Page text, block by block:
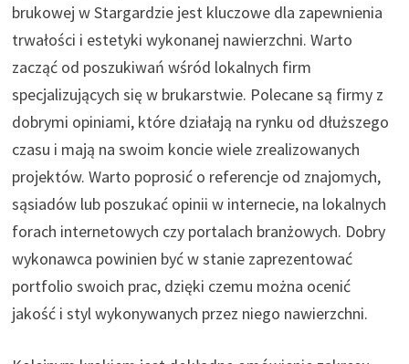
brukowej w Stargardzie jest kluczowe dla zapewnienia
trwałości i estetyki wykonanej nawierzchni. Warto
zacząć od poszukiwań wśród lokalnych firm
specjalizujących się w brukarstwie. Polecane są firmy z
dobrymi opiniami, które działają na rynku od dłuższego
czasu i mają na swoim koncie wiele zrealizowanych
projektów. Warto poprosić o referencje od znajomych,
sąsiadów lub poszukać opinii w internecie, na lokalnych
forach internetowych czy portalach branżowych. Dobry
wykonawca powinien być w stanie zaprezentować
portfolio swoich prac, dzięki czemu można ocenić
jakość i styl wykonywanych przez niego nawierzchni.